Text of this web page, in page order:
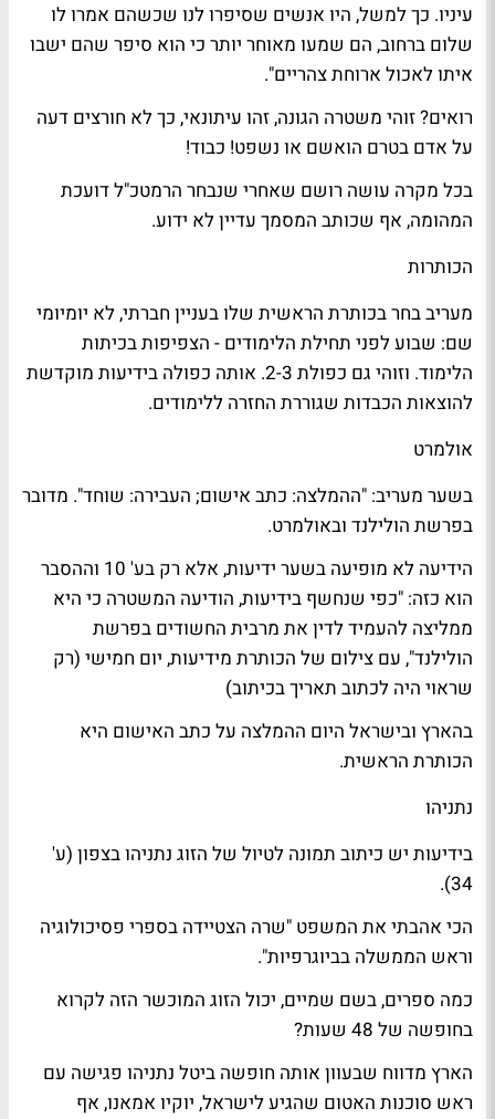
עיניו. כך למשל, היו אנשים שסיפרו לנו שכשהם אמרו לו
שלום ברחוב, הם שמעו מאוחר יותר כי הוא סיפר שהם ישבו
איתו לאכול ארוחת צהריים".
רואים? זוהי משטרה הגונה, זהו עיתונאי, כך לא חורצים דעה
על אדם בטרם הואשם או נשפט! כבוד!
בכל מקרה עושה רושם שאחרי שנבחר הרמטכ"ל דועכת
המהומה, אף שכותב המסמך עדיין לא ידוע.
הכותרות
מעריבבחר בכותרת הראשית שלו בעניין חברתי, לא יומיומי
שם: שבוע לפני תחילת הלימודים - הצפיפות בכיתות
הלימוד. וזוהי גם כפולת 2-3. אותה כפולה ב
ידיעות מוקדשת
להוצאות הכבדות שגוררת החזרה ללימודים.
אולמרט
בשער מעריב: "ההמלצה: כתב אישום; העבירה: שוחד". מדובר
בפרשת הולילנד ובאולמרט.
הידיעה לא מופיעה בשער ידיעות
, אלא רק בע' 10 וההסבר
הוא כזה: "כפי שנחשף בידיעות, הודיעה המשטרה כי היא
ממליצה להעמיד לדין את מרבית החשודים בפרשת
הולילנד", עם צילום של הכותרת מידיעות, יום חמישי (רק
שראוי היה לכתוב תאריך בכיתוב)
בהארץ ובישראל היום ההמלצה על כתב האישום היא
הכותרת הראשית.
נתניהו
בידיעות יש כיתוב תמונה לטיול של הזוג נתניהו בצפון (ע'
34).
הכי אהבתי את המשפט "שרה הצטיידה בספרי פסיכולוגיה
וראש הממשלה בביוגרפיות".
כמה ספרים, בשם שמיים, יכול הזוג המוכשר הזה לקרוא
בחופשה של 48 שעות?
הארץ מדווח שבעוון אותה חופשה ביטל נתניהו פגישה עם
ראש סוכנות האטום שהגיע לישראל, יוקיו אמאנו, אף